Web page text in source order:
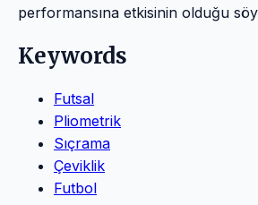
performansına etkisinin olduğu
Keywords
Futsal
Pliometrik
Sıçrama
Çeviklik
Futbol